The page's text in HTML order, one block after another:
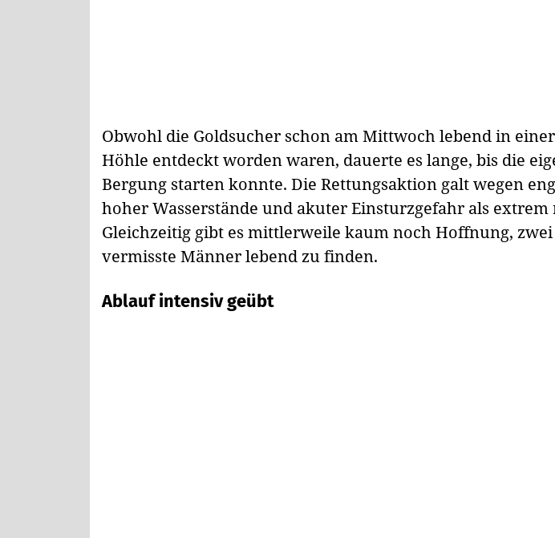
Obwohl die Goldsucher schon am Mittwoch lebend in
Höhle entdeckt worden waren, dauerte es lange, bis die
Bergung starten konnte. Die Rettungsaktion galt wegen
hoher Wasserstände und akuter Einsturzgefahr als extrem
Gleichzeitig gibt es mittlerweile kaum noch Hoffnung,
vermisste Männer lebend zu finden.
Ablauf intensiv geübt